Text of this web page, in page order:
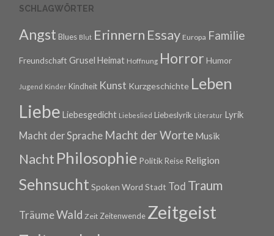
SCHLAGWÖRTER
Angst Blues Blut Erinnern Essay Europa Familie
Freundschaft Grusel Heimat Hoffnung Horror Humor
Jugend Kinder Kindheit Kunst Kurzgeschichte Leben
Liebe Liebesgedicht Liebeslied Liebeslyrik Literatur Lyrik
Macht der Sprache Macht der Worte Musik
Nacht Philosophie Politik Reise Religion
Sehnsucht Spoken Word Stadt Tod Traum
TräumeWald Zeit Zeitenwende Zeitgeist